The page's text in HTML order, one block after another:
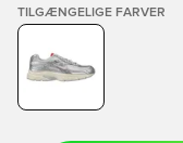
TILGÆNGELIGE FARVER